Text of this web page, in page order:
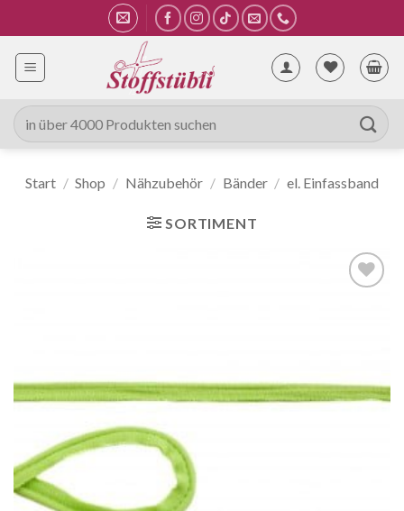
Inhalt
springen
Suche
nach:
Start / Shop / Nähzubehör / Bänder / el. Einfassband
SORTIMENT